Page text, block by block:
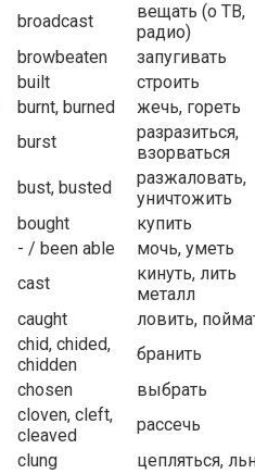
broadcast
вещать (о ТВ,
радио)
browbeaten
запугивать
built
строить
burnt, burned
жечь, гореть
burst
разразиться,
взорваться
bust, busted
разжаловать,
уничтожить
bought
купить
- / been able
мочь, уметь
cast
кинуть, лить
металл
caught
ловить,
chid, chided,
chidden
бранить
chosen
выбрать
cloven, cleft,
cleaved
рассечь
clung
цепляться,